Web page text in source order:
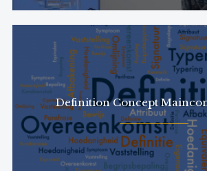
Definition Concept